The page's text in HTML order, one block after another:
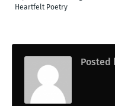
Heartfelt Poetry
Posted